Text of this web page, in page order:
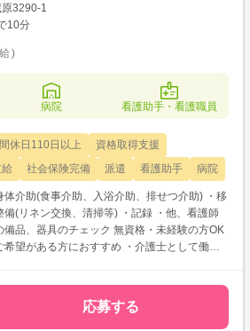
3290-1
10分
)
病院 看護助手・看護職員
休日110日以上
資格取得支援
社会保険完備 派遣 看護助手 病院
介助(食事介助、入浴介助、排せつ介助) ・移
(リネン交換、清掃等) ・記録 ・他、看護師
チェック 無資格・未経験の方OK
応募する